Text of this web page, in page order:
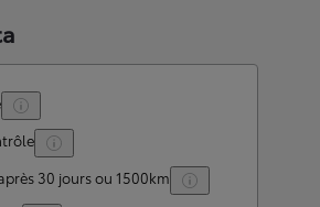
30 jours ou 1500km